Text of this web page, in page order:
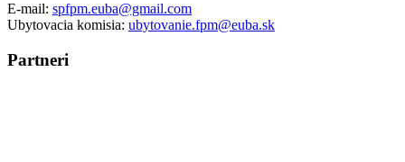
E-mail: spfpm.euba@gmail.com
Ubytovacia komisia: ubytovanie.fpm@euba.sk
Partneri